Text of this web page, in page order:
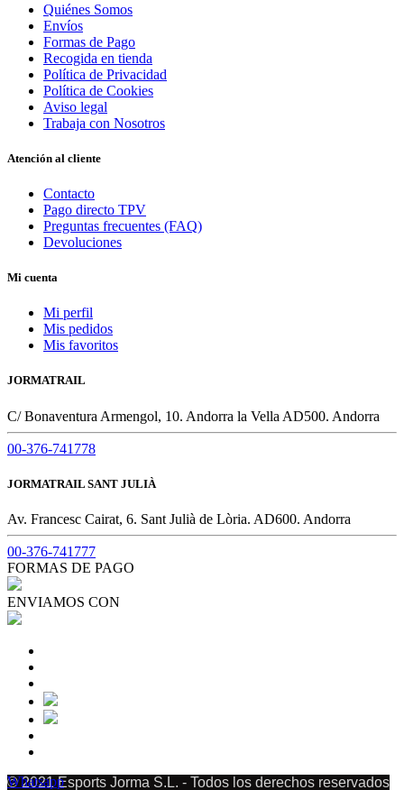
Whatsapp
Quiénes Somos
Envíos
Formas de Pago
Recogida en tienda
Política de Privacidad
Política de Cookies
Aviso legal
Trabaja con Nosotros
Atención al cliente
Contacto
Pago directo TPV
Preguntas frecuentes (FAQ)
Devoluciones
Mi cuenta
Mi perfil
Mis pedidos
Mis favoritos
JORMATRAIL
C/ Bonaventura Armengol, 10. Andorra la Vella AD500. Andorra
00-376-741778
JORMATRAIL SANT JULIÀ
Av. Francesc Cairat, 6. Sant Julià de Lòria. AD600. Andorra
00-376-741777
FORMAS DE PAGO
ENVIAMOS CON
© 2021 Esports Jorma S.L. - Todos los derechos reservados